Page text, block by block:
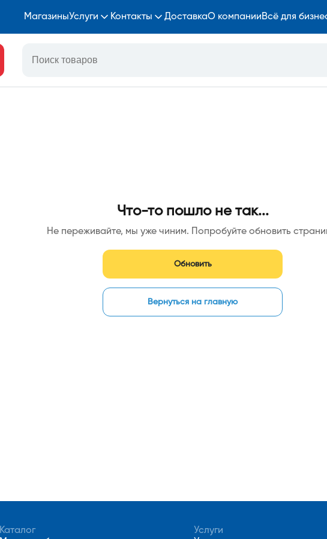
МагазиныУслуги Контакты ДоставкаО компанииВсё для
Что-то пошло не так...
Не переживайте, мы уже чиним. Попробуйте обновить
Обновить
Вернуться на главную
Каталог
Услуги